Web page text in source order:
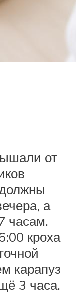
от
а
часам.
кроха
карапуз
3 часа.